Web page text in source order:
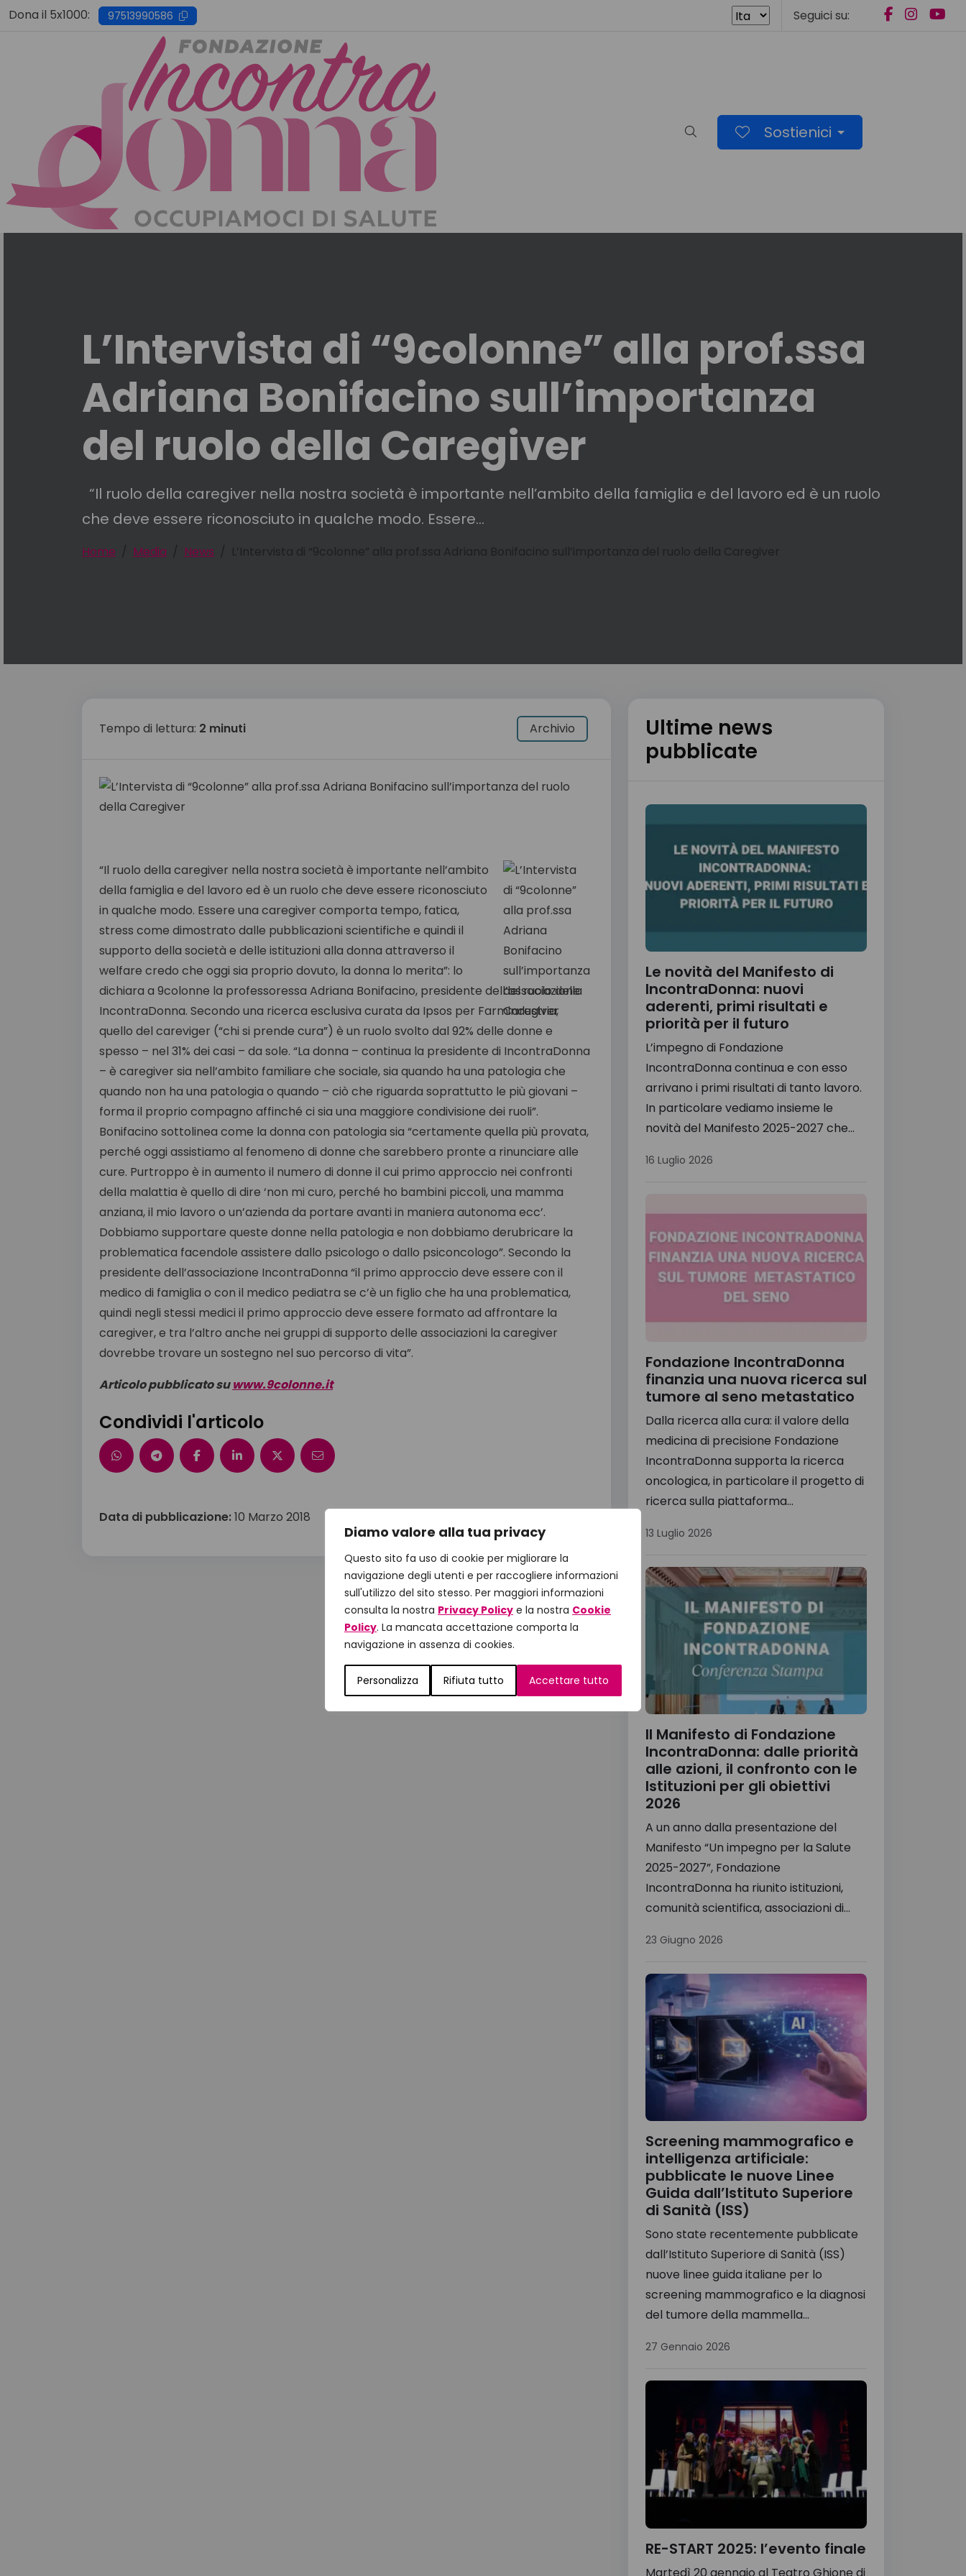
Diamo valore alla tua privacy
Questo sito fa uso di cookie per migliorare la
navigazione degli utenti e per raccogliere informazioni
sull'utilizzo del sito stesso. Per maggiori informazioni
consulta la nostra Privacy Policy e la nostra Cookie
Policy. La mancata accettazione comporta la
navigazione in assenza di cookies.
Personalizza Rifiuta tutto Accettare tutto
Skip
Dona il 5x1000: 97513990586 Seguici su:
Cerca nel sito
Sostienici
L’Intervista di “9colonne” alla prof.ssa
Adriana Bonifacino sull’importanza
del ruolo della Caregiver
“Il ruolo della caregiver nella nostra società è importante nell’ambito della famiglia e del lavoro ed è un ruolo
che deve essere riconosciuto in qualche modo. Essere...
Home Media News
Tempo di lettura: 2 minuti Archivio
“Il ruolo della caregiver nella nostra società è importante nell’ambito
della famiglia e del lavoro ed è un ruolo che deve essere riconosciuto
in qualche modo. Essere una caregiver comporta tempo, fatica,
stress come dimostrato dalle pubblicazioni scientifiche e quindi il
supporto della società e delle istituzioni alla donna attraverso il
welfare credo che oggi sia proprio dovuto, la donna lo merita”: lo
dichiara a 9colonne la professoressa Adriana Bonifacino, presidente dell’associazione
IncontraDonna. Secondo una ricerca esclusiva curata da Ipsos per Farmindustria,
quello del careviger (“chi si prende cura”) è un ruolo svolto dal 92% delle donne e
spesso – nel 31% dei casi – da sole. “La donna – continua la presidente di IncontraDonna
– è caregiver sia nell’ambito familiare che sociale, sia quando ha una patologia che
quando non ha una patologia o quando – ciò che riguarda soprattutto le più giovani –
forma il proprio compagno affinché ci sia una maggiore condivisione dei ruoli”.
Bonifacino sottolinea come la donna con patologia sia “certamente quella più provata,
perché oggi assistiamo al fenomeno di donne che sarebbero pronte a rinunciare alle
cure. Purtroppo è in aumento il numero di donne il cui primo approccio nei confronti
della malattia è quello di dire ‘non mi curo, perché ho bambini piccoli, una mamma
anziana, il mio lavoro o un’azienda da portare avanti in maniera autonoma ecc’.
Dobbiamo supportare queste donne nella patologia e non dobbiamo derubricare la
problematica facendole assistere dallo psicologo o dallo psiconcologo”. Secondo la
presidente dell’associazione IncontraDonna “il primo approccio deve essere con il
medico di famiglia o con il medico pediatra se c’è un figlio che ha una problematica,
quindi negli stessi medici il primo approccio deve essere formato ad affrontare la
caregiver, e tra l’altro anche nei gruppi di supporto delle associazioni la caregiver
dovrebbe trovare un sostegno nel suo percorso di vita”.
Articolo pubblicato su www.9colonne.it
Condividi l'articolo
Data di pubblicazione:10 Marzo 2018
Ultime news
pubblicate
Le novità del Manifesto di
IncontraDonna: nuovi
aderenti, primi risultati e
priorità per il futuro
L’impegno di Fondazione
IncontraDonna continua e con esso
arrivano i primi risultati di tanto lavoro.
In particolare vediamo insieme le
novità del Manifesto 2025-2027 che...
16 Luglio 2026
Fondazione IncontraDonna
finanzia una nuova ricerca sul
tumore al seno metastatico
Dalla ricerca alla cura: il valore della
medicina di precisione Fondazione
IncontraDonna supporta la ricerca
oncologica, in particolare il progetto di
ricerca sulla piattaforma...
13 Luglio 2026
Il Manifesto di Fondazione
IncontraDonna: dalle priorità
alle azioni, il confronto con le
Istituzioni per gli obiettivi
2026
A un anno dalla presentazione del
Manifesto “Un impegno per la Salute
2025-2027”, Fondazione
IncontraDonna ha riunito istituzioni,
comunità scientifica, associazioni di...
23 Giugno 2026
Screening mammografico e
intelligenza artificiale:
pubblicate le nuove Linee
Guida dall’Istituto Superiore
di Sanità (ISS)
Sono state recentemente pubblicate
dall’Istituto Superiore di Sanità (ISS)
nuove linee guida italiane per lo
screening mammografico e la diagnosi
del tumore della mammella...
27 Gennaio 2026
RE-START 2025: l’evento finale
Martedì 20 gennaio al Teatro Ghione di